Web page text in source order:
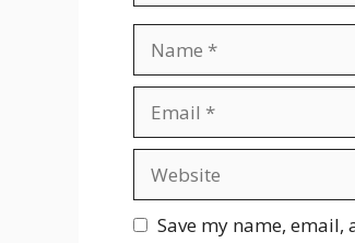
Save my name,